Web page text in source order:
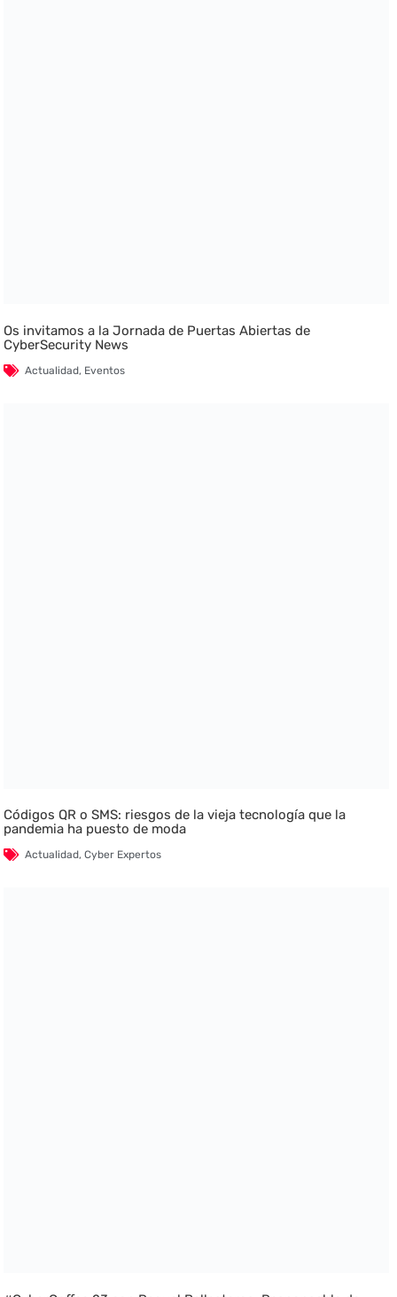
Os invitamos a la Jornada de Puertas Abiertas de
CyberSecurity News
Actualidad, Eventos
Códigos QR o SMS: riesgos de la vieja tecnología que la
pandemia ha puesto de moda
Actualidad,Cyber Expertos